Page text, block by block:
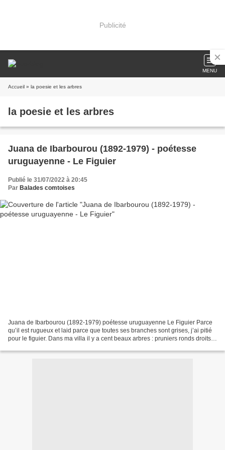
Publicité
MENU
Accueil » la poesie et les arbres
la poesie et les arbres
Juana de Ibarbourou (1892-1979) - poétesse
uruguayenne - Le Figuier
Publié le 31/07/2022 à 20:45
Par Balades comtoises
Juana de Ibarbourou (1892-1979) poétesse uruguayenne Le Figuier Parce
qu’il est rugueux et laid parce que toutes ses branches sont grises, j’ai pitié
pour le figuier. Dans ma villa il y a cent beaux arbres : pruniers ronds droits